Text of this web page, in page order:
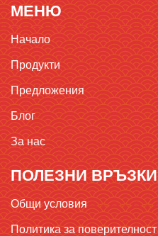
МЕНЮ
Начало
Продукти
Предложения
Блог
За нас
ПОЛЕЗНИ ВРЪЗКИ
Общи условия
Политика за поверителност